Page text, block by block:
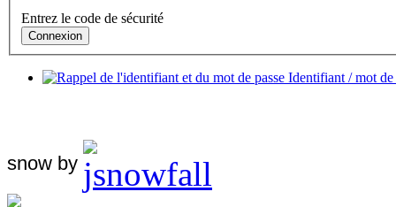
Entrez le code de sécurité
Identifiant / mot de
snow by